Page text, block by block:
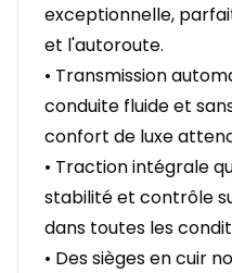
exceptionnelle,
et l'autoroute.
• Transmission
conduite fluide et
confort de luxe
• Traction intégrale
stabilité et contrôle
dans toutes les
• Des sièges en cuir